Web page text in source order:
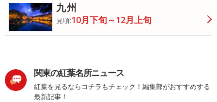
九州
見頃:10月下旬～12月上旬
関東の紅葉名所ニュース
紅葉を見るならコチラもチェック！編集部がおすすめする
最新記事！